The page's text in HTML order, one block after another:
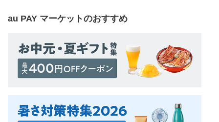
au PAY マーケットのおすすめ